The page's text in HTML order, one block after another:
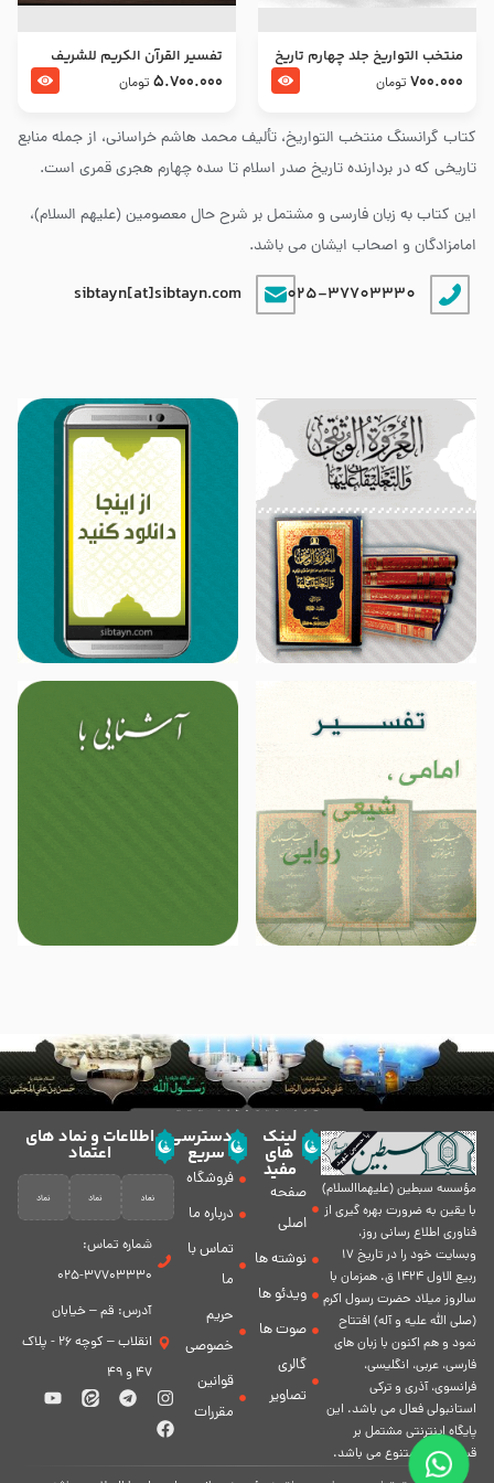
کتاب گرانسنگ منتخب التواريخ، تألیف محمد هاشم خراسانی، از جمله منابع
تاریخی که در بردارنده تاریخ صدر اسلام تا سده چهارم هجری قمری است.
این کتاب به زبان فارسی و مشتمل بر شرح حال معصومین (علیهم السلام)،
امامزادگان و اصحاب ایشان می باشد.
025-37703330
sibtayn[at]sibtayn.com
منتخب التواریخ جلد چهارم تاریخ
امام زین العابدین و امام محمد
700.000 تومان
تفسير القرآن الكريم للشريف
المرتضي قدس سرّه
5.700.000 تومان
مؤسسه سبطين (عليهماالسلام)
با يقين به ضرورت بهره گیرى از
فناورى اطلاع رسانى روز،
وبسایت خود را در تاريخ 17
ربيع الاول 1424 ق. همزمان با
سالروز ميلاد حضرت رسول اكرم
(صلی الله علیه و آله) افتتاح
نمود و هم اكنون با زبان های
فارسی، عربى، انگلیسی،
فرانسوی، آذری و ترکی
استانبولی فعال مى باشد. اين
پايگاه اينترنتى مشتمل بر
قسمت هاى متنوع مى باشد.
لینک
های
مفید
صفحه
اصلی
نوشته ها
ویدئو ها
صوت ها
گالری
تصاویر
دسترسی
سریع
فروشگاه
درباره ما
تماس با
ما
حریم
خصوصی
قوانین
مقررات
اطلاعات و نماد های
اعتماد
شماره تماس:
37703330-025
آدرس: قم – خیابان
انقلاب – کوچه 26 - پلاک
47 و 49